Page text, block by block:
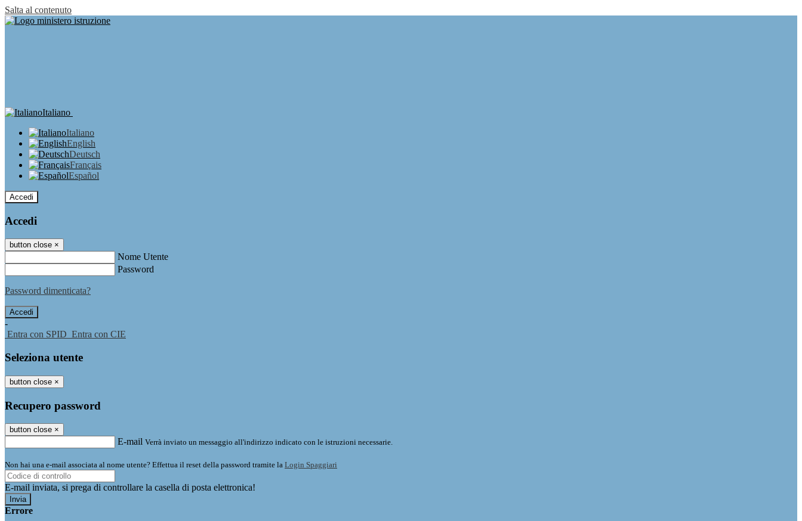
Salta al contenuto
Italiano
Italiano
English
Deutsch
Français
Español
Accedi
Accedi
button close ×
Nome Utente
Password
Password dimenticata?
-
Entra con SPID Entra con CIE
Seleziona utente
button close ×
Recupero password
button close ×
E-mail Verrà inviato un messaggio all'indirizzo indicato con le istruzioni necessarie.
Non hai una e-mail associata al nome utente? Effettua il reset della password tramite la Login Spaggiari
E-mail inviata, si prega di controllare la casella di posta elettronica!
Errore